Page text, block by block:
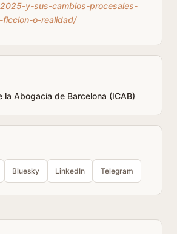
y-sus-cambios-procesales-
o-realidad/
la Abogacía de Barcelona (ICAB)
Bluesky LinkedIn Telegram